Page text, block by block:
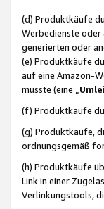
(d) Produktkäufe
Werbedienste oder
generierten oder
(e) Produktkäufe
auf eine Amazon-
müsste (eine „
(f) Produktkäufe
(g) Produktkäufe,
ordnungsgemäß
(h) Produktkäufe
Link in einer
Verlinkungstools,